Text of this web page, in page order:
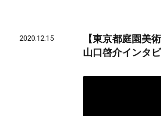
2020.12.15
【東京都庭園美
山口啓介インタ